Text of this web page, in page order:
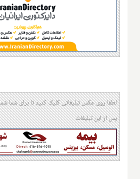
لطفا روی عکس تبلیغاتی کلیک کنید تا برای شما
پس از این تبلیغات